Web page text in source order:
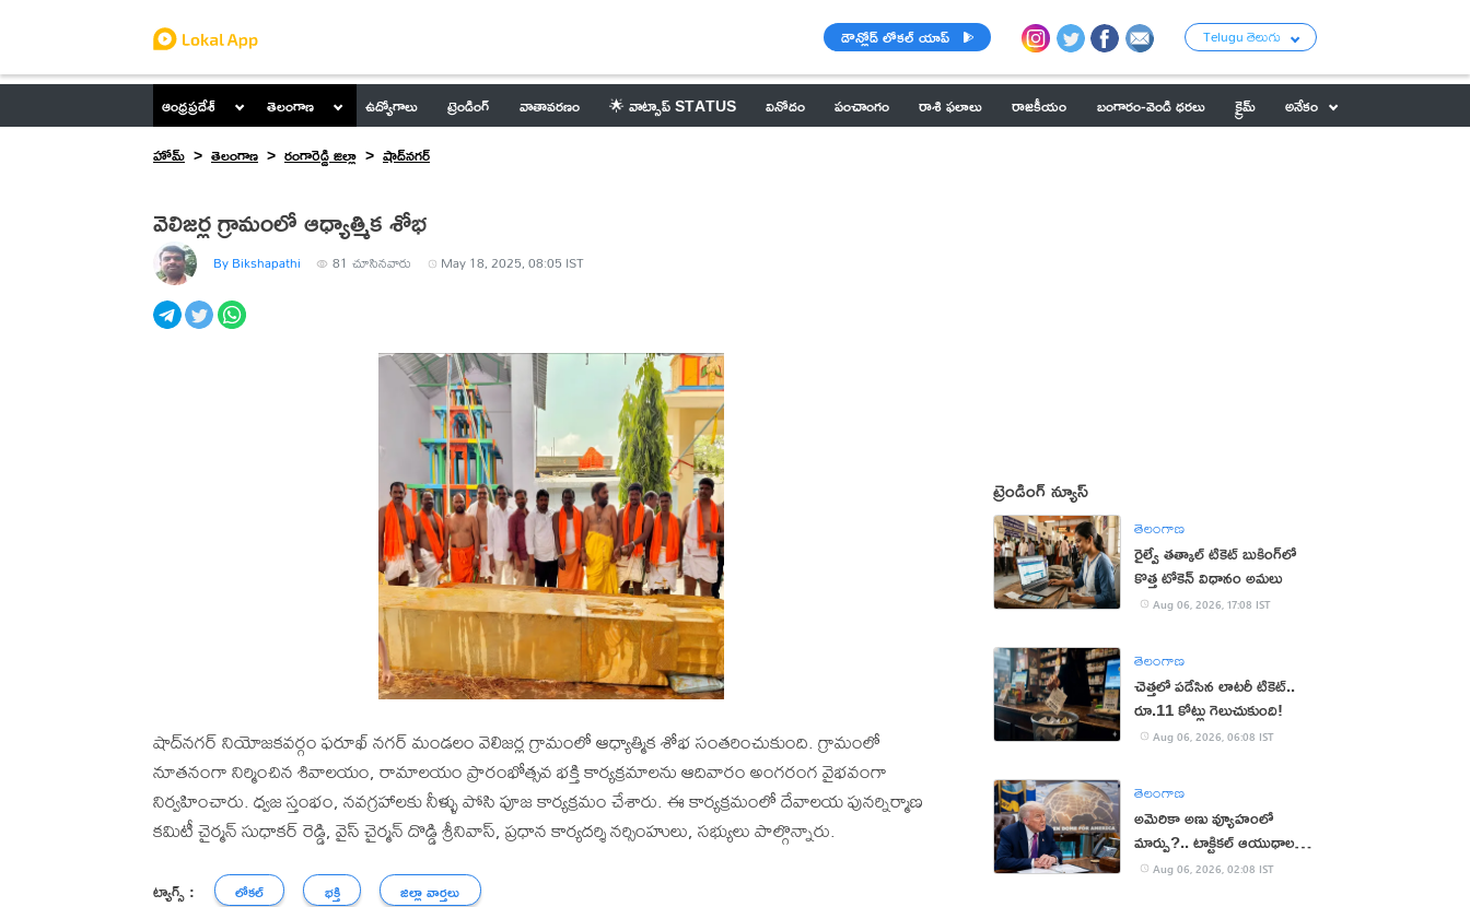
డౌన్లోడ్ లోకల్ యాప్ Telugu తెలుగు
ఆంధ్రప్రదేశ్ తెలంగాణ ఉద్యోగాలు ట్రెండింగ్ వాతావరణం 🌟 వాట్సాప్ STATUS వినోదం పంచాంగం రాశి ఫలాలు రాజకీయం బంగారం-వెండి ధరలు క్రైమ్
అనేకం
హోమ్
తెలంగాణ రంగారెడ్డి జిల్లా షాద్‌నగర్
వెలిజర్ల గ్రామంలో ఆధ్యాత్మిక శోభ
By Bikshapathi 81 చూసినవారు May 18, 2025, 08:05 IST
షాద్‌నగర్ నియోజకవర్గం ఫరూఖ్ నగర్ మండలం వెలిజర్ల గ్రామంలో ఆధ్యాత్మిక శోభ సంతరించుకుంది. గ్రామంలో
నూతనంగా నిర్మించిన శివాలయం, రామాలయం ప్రారంభోత్సవ భక్తి కార్యక్రమాలను ఆదివారం అంగరంగ వైభవంగా
నిర్వహించారు. ధ్వజ స్తంభం, నవగ్రహాలకు నీళ్ళు పోసి పూజ కార్యక్రమం చేశారు. ఈ కార్యక్రమంలో దేవాలయ పునర్నిర్మాణ
కమిటీ చైర్మన్ సుధాకర్ రెడ్డి, వైస్ చైర్మన్ దొడ్డి శ్రీనివాస్, ప్రధాన కార్యదర్శి నర్సింహులు, సభ్యులు పాల్గొన్నారు.
ట్యాగ్స్ : లోకల్ భక్తి జిల్లా వార్తలు
ట్రెండింగ్ న్యూస్
తెలంగాణ
రైల్వే తత్కాల్ టికెట్ బుకింగ్‌లో
కొత్త టోకెన్ విధానం అమలు
Aug 06, 2026, 17:08 IST
తెలంగాణ
చెత్తలో పడేసిన లాటరీ టికెట్..
రూ.11 కోట్లు గెలుచుకుంది!
Aug 06, 2026, 06:08 IST
తెలంగాణ
అమెరికా అణు వ్యూహంలో
మార్పు?.. టాక్టికల్ ఆయుధాలకు
ప్రాధాన్యం!
Aug 06, 2026, 02:08 IST